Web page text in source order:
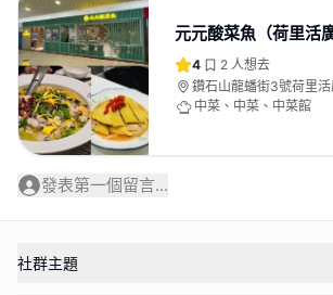
元元酸菜魚（荷里活
4 2 人想去
鑽石山龍蟠街3號荷里
174號舖
中菜、中菜、中菜館
發表第一個留言...
社群主題